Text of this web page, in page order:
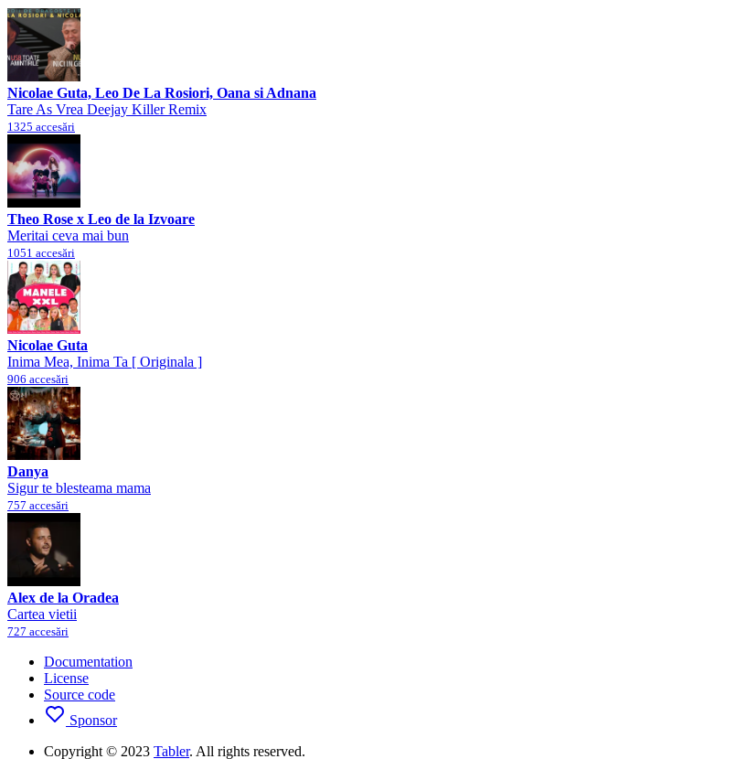
Nicolae Guta, Leo De La Rosiori, Oana si Adnana
Tare As Vrea Deejay Killer Remix
1325 accesări
Theo Rose x Leo de la Izvoare
Meritai ceva mai bun
1051 accesări
Nicolae Guta
Inima Mea, Inima Ta [ Originala ]
906 accesări
Danya
Sigur te blesteama mama
757 accesări
Alex de la Oradea
Cartea vietii
727 accesări
Documentation
License
Source code
Sponsor
Copyright © 2023 Tabler. All rights reserved.